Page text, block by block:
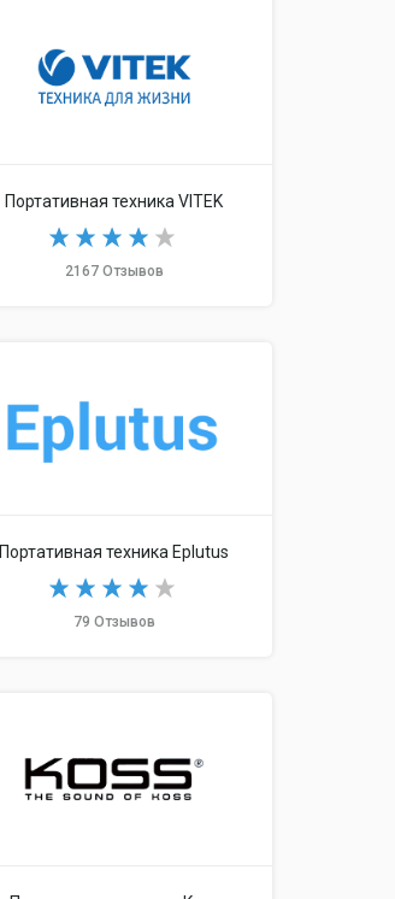
Портативная техника VITEK
2167 Отзывов
Портативная техника Eplutus
79 Отзывов